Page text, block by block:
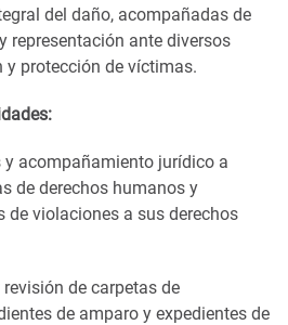
del daño, acompañadas de
representación ante diversos
protección de víctimas.
y acompañamiento jurídico a
de derechos humanos y
de violaciones a sus derechos
de carpetas de
de amparo y expedientes de